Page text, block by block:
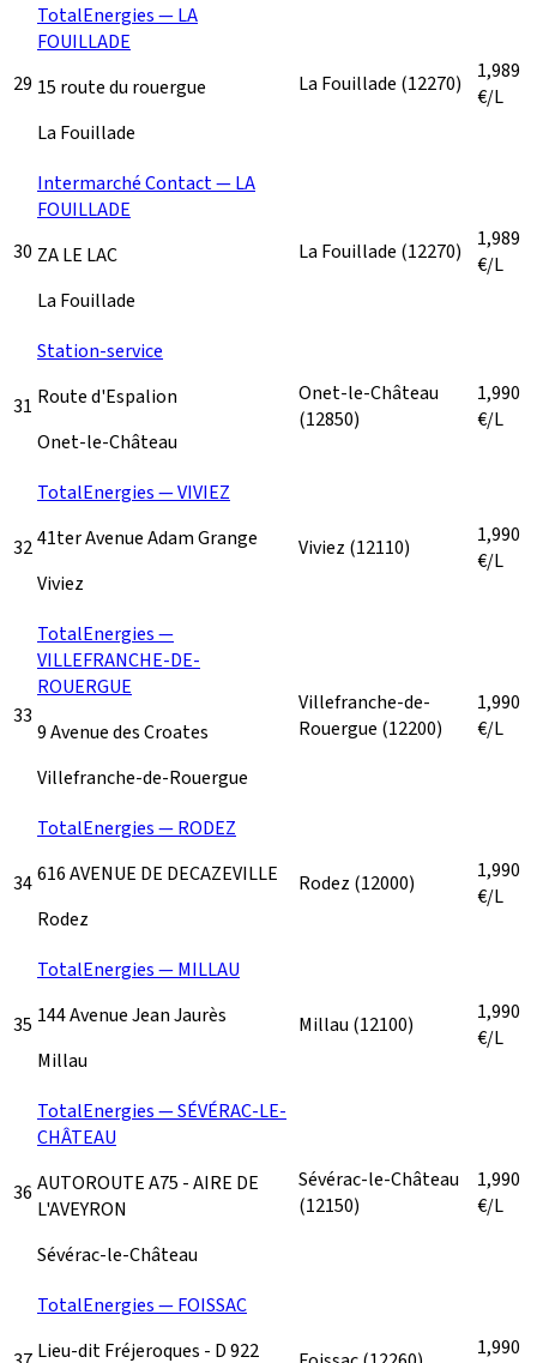
29
TotalEnergies — LA
FOUILLADE
15 route du rouergue
La Fouillade
La Fouillade (12270)
1,989
€/L
30
Intermarché Contact — LA
FOUILLADE
ZA LE LAC
La Fouillade
La Fouillade (12270)
1,989
€/L
31
Station-service
Route d'Espalion
Onet-le-Château
Onet-le-Château
(12850)
1,990
€/L
32
TotalEnergies — VIVIEZ
41ter Avenue Adam Grange
Viviez
Viviez (12110)
1,990
€/L
33
TotalEnergies —
VILLEFRANCHE-DE-
ROUERGUE
9 Avenue des Croates
Villefranche-de-Rouergue
Villefranche-de-
Rouergue (12200)
1,990
€/L
34
TotalEnergies — RODEZ
616 AVENUE DE DECAZEVILLE
Rodez
Rodez (12000)
1,990
€/L
35
TotalEnergies — MILLAU
144 Avenue Jean Jaurès
Millau
Millau (12100)
1,990
€/L
36
TotalEnergies — SÉVÉRAC-LE-
CHÂTEAU
AUTOROUTE A75 - AIRE DE
L'AVEYRON
Sévérac-le-Château
Sévérac-le-Château
(12150)
1,990
€/L
TotalEnergies — FOISSAC
Lieu-dit Fréjeroques - D 922
1,990